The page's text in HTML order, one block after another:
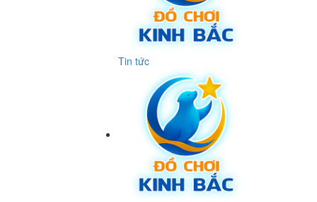
Tin tức